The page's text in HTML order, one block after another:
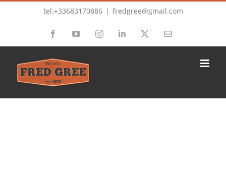
tel:+33683170886 | fredgree@gmail.com
FacebookYouTubeInstagramLinkedIn Email